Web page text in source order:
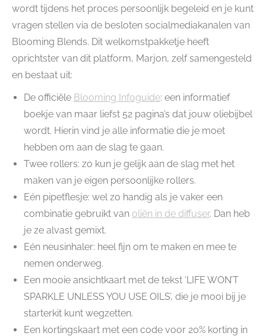
wordt tijdens het proces persoonlijk begeleid en je kunt
vragen stellen via de besloten socialmediakanalen van
Blooming Blends. Dit welkomstpakketje heeft
oprichtster van dit platform, Marjon, zelf samengesteld
en bestaat uit:
De officiële Blooming Infoguide: een informatief
boekje van maar liefst 52 pagina’s dat jouw oliebijbel
wordt. Hierin vind je alle informatie die je moet
hebben om aan de slag te gaan.
Twee rollers: zo kun je gelijk aan de slag met het
maken van je eigen persoonlijke rollers.
Eén pipetflesje: wel zo handig als je vaker een
combinatie gebruikt van oliën in de diffuser. Dan heb
je ze alvast gemixt.
Eén neusinhaler: heel fijn om te maken en mee te
nemen onderweg.
Een mooie ansichtkaart met de tekst ‘LIFE WON’T
SPARKLE UNLESS YOU USE OILS’, die je mooi bij je
starterkit kunt wegzetten.
Een kortingskaart met een code voor 20% korting in